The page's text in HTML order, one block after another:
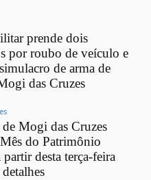
prende dois
por roubo de veículo e
de arma de
das Cruzes
Mogi das Cruzes
do Patrimônio
desta terça-feira